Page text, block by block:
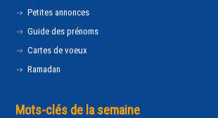
Petites annonces
Guide des prénoms
Cartes de voeux
Ramadan
Mots-clés de la semaine